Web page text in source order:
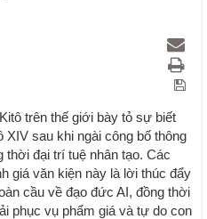
trên thế giới bày tỏ sự biết
sau khi ngài công bố thông
đại trí tuệ nhân tạo. Các
giá văn kiện này là lời thúc đẩy
cầu về đạo đức AI, đồng thời
phục vụ phẩm giá và tự do con